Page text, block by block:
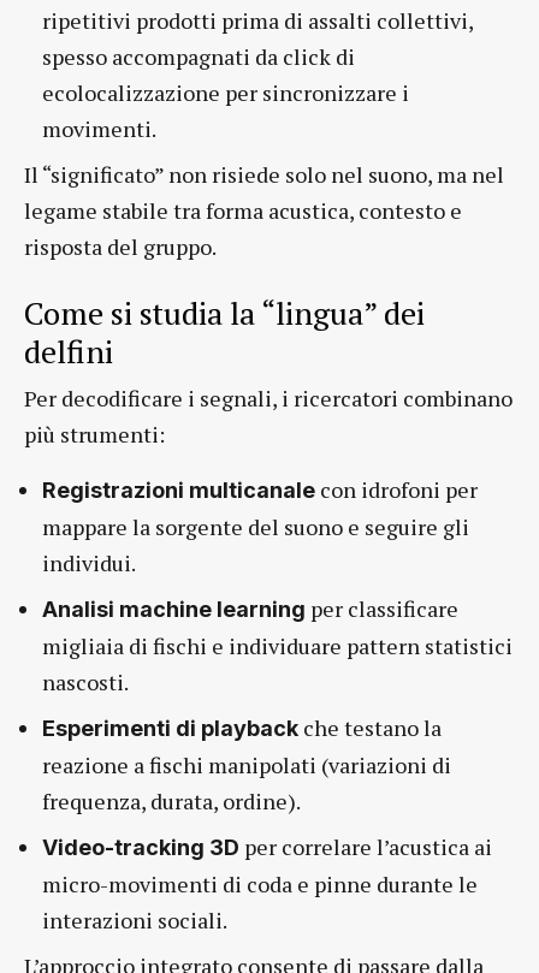
ripetitivi prodotti prima di assalti collettivi,
spesso accompagnati da click di
ecolocalizzazione per sincronizzare i
movimenti.
Il “significato” non risiede solo nel suono, ma nel
legame stabile tra forma acustica, contesto e
risposta del gruppo.
Come si studia la “lingua” dei
delfini
Per decodificare i segnali, i ricercatori combinano
più strumenti:
Registrazioni multicanale con idrofoni per
mappare la sorgente del suono e seguire gli
individui.
Analisi machine learning per classificare
migliaia di fischi e individuare pattern statistici
nascosti.
Esperimenti di playback che testano la
reazione a fischi manipolati (variazioni di
frequenza, durata, ordine).
Video-tracking 3D per correlare l’acustica ai
micro-movimenti di coda e pinne durante le
interazioni sociali.
L’approccio integrato consente di passare dalla